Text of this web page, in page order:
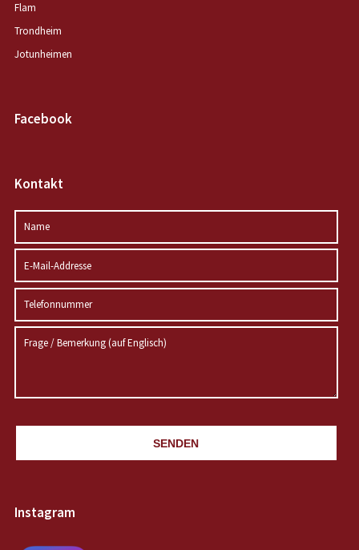
Flam
Trondheim
Jotunheimen
Facebook
Kontakt
SENDEN
Instagram